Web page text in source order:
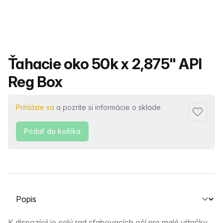
Názov produktu
Ťahacie oko 50k x 2,875" API
Reg Box
Prihláste sa a pozrite si informácie o sklade
Pridať
Pridať do košíka
Vyberte kartu